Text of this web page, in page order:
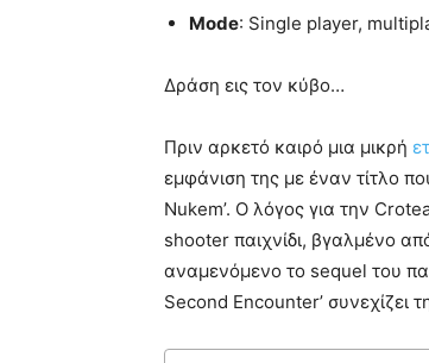
Mode: Single player,
Δράση εις τον κύβο…
Πριν αρκετό καιρό μια μικρή
εμφάνιση της με έναν τίτλο
Nukem’. Ο λόγος για την
shooter παιχνίδι, βγαλμένο
αναμενόμενο το sequel του
Second Encounter’ συνεχίζει